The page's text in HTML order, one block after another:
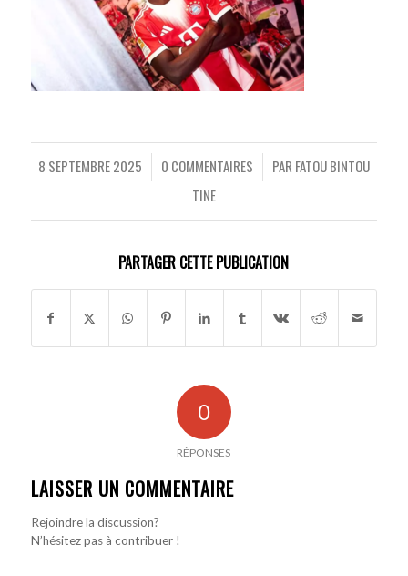
8 SEPTEMBRE 2025
/ 0 COMMENTAIRES
/ PAR FATOU BINTOU
TINE
PARTAGER CETTE PUBLICATION
0
RÉPONSES
LAISSER UN COMMENTAIRE
Rejoindre la discussion?
N’hésitez pas à contribuer !